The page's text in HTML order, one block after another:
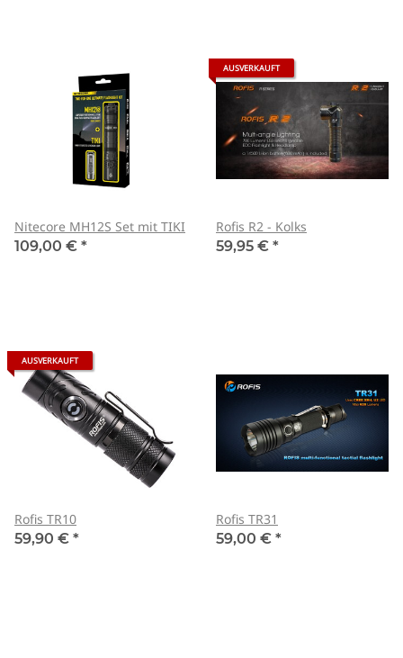
Nitecore MH12S Set mit TIKI
109,00 € *
AUSVERKAUFT
Rofis R2 - Kolks
59,95 € *
AUSVERKAUFT
Rofis TR10
59,90 € *
Rofis TR31
59,00 € *